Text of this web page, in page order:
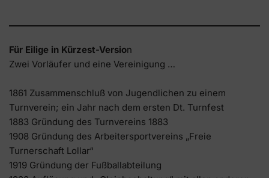
Für Eilige in Kürzest-Version
Zwei Vorläufer und eine Vereinigung …
1861 Zusammenschluß von Jugendlichen zu einem
Turnverein; ein Jahr nach dem ersten Dt. Turnfest
1883 Gründung des Turnvereins 1883
1908 Gründung des Arbeitersportvereins „Freie
Turnerschaft Lollar“
1919 Gründung der Fußballabteilung